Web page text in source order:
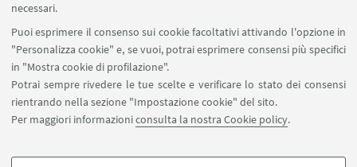
necessari.
Puoi esprimere il consenso sui cookie facoltativi attivando l'opzione in
"Personalizza cookie" e, se vuoi, potrai esprimere consensi più specifici
in "Mostra cookie di profilazione".
Potrai sempre rivedere le tue scelte e verificare lo stato dei consensi
rientrando nella sezione "Impostazione cookie" del sito.
Per maggiori informazioniconsulta la nostra Cookie policy.